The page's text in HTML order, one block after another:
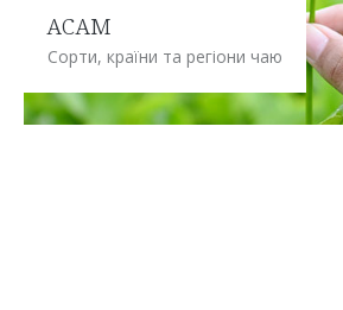
АСАМ
Сорти, країни та регіони чаю